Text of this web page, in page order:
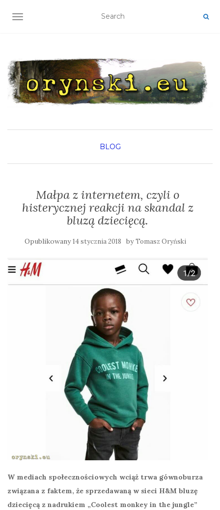
TOGGLE NAVIGATION
BLOG
Małpa z internetem, czyli o
histerycznej reakcji na skandal z
bluzą dziecięcą.
Opublikowany14 stycznia 2018 byTomasz Oryński
W mediach społecznościowych wciąż trwa gównoburza
związana z faktem, że sprzedawaną w sieci H&M bluzę
dziecięcą z nadrukiem „Coolest monkey in the jungle”